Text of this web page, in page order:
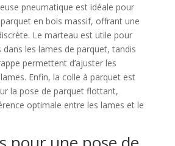
pneumatique est idéale pour
en bois massif, offrant une
Le marteau est utile pour
les lames de parquet, tandis
permettent d’ajuster les
Enfin, la colle à parquet est
la pose de parquet flottant,
optimale entre les lames et le